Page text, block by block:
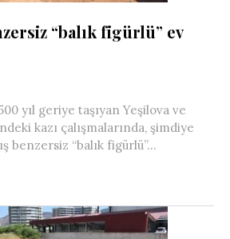
“balık figürlü” ev
yıl geriye taşıyan Yeşilova ve
kazı çalışmalarında, şimdiye
benzersiz “balık figürlü”...